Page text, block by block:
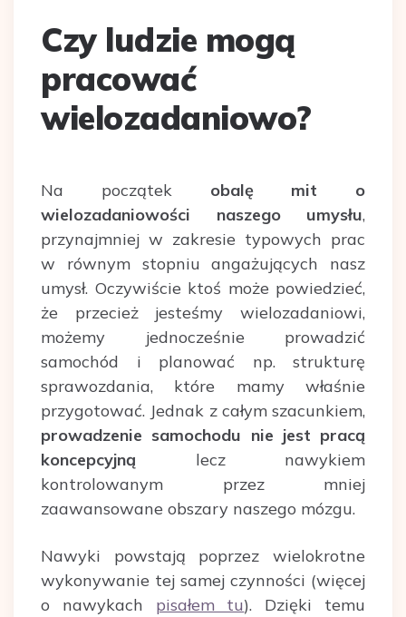
Czy ludzie mogą
pracować
wielozadaniowo?
Na początek obalę mit o
wielozadaniowości naszego umysłu,
przynajmniej w zakresie typowych prac
w równym stopniu angażujących nasz
umysł. Oczywiście ktoś może powiedzieć,
że przecież jesteśmy wielozadaniowi,
możemy jednocześnie prowadzić
samochód i planować np. strukturę
sprawozdania, które mamy właśnie
przygotować. Jednak z całym szacunkiem,
prowadzenie samochodu nie jest pracą
koncepcyjną lecz nawykiem
kontrolowanym przez mniej
zaawansowane obszary naszego mózgu.
Nawyki powstają poprzez wielokrotne
wykonywanie tej samej czynności (więcej
o nawykach pisałem tu). Dzięki temu